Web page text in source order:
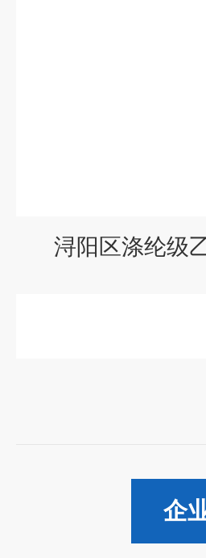
浔阳区涤纶级
企